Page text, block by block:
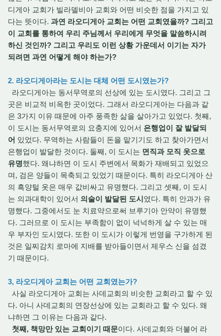
디게아 교회가 빌라델비아 교회와 어떤 비슷한 점을 가지고 있
다는 뜻이다. 과연 라오디게아 교회는 어떤 교회였을까? 그리고
이 교회를 통하여 우리 주님께서 우리에게 무엇을 말씀하시려
하신 것인까? 그리고 우리도 이런 상황 가운데서 이기는 자가
되려면 과연 어떻게 해야 하는가?
2. 라오디게아라는 도시는 대체 어떤 도시였는가?
라오디게아는 동서무역로의 선상에 있는 도시였다. 그리고 그
곳은 비교적 비옥한 곳이었다. 그래서 라오디게아는 다음과 같
은 3가지 이유 때문에 아주 풍족한 삶을 살아가고 있었다. 첫째,
이 도시는 동서무역로의 요충지에 있어서 은행업이 잘 발달되
어 있었다. 무역하는 사람들이 돈을 맡기기도 하고 찾아가면서
은행업이 발달한 것이다. 둘째, 이 도시는 면직과 모직 옷으로
유명했다. 왜냐하면 이 도시 주변에서 목화가 재배되고 있었으
며, 검은 양들이 목축되고 있었기 때문이다. 특히 라오디게아 산
의 흑양털 옷은 매우 값비싸고 유명했다. 그리고 셋째, 이 도시
는 의과대학이 있어서 의술이 발달된 도시였다. 특히 안과가 유
명했다. 그중에서도 눈 치료약으로써 브루기아 안약이 유명했
다. 그러므로 이 도시는 부족함이 없이 넉넉하게 살 수 있는 매
우 부자인 도시였다. 또한 이 도시가 이렇게 번영을 구가하게 된
것은 일찌감치 로마에 지배를 받아들이면서 제우스 신을 섬겼
기 때문이다.
3, 라오디게아 교회는 어떤 교회였는가?
사실 라오디게아 교회는 사데교회의 비슷한 교회라고 할 수 있
다. 아니 사데교회의 연장선상에 있는 교회라고 할 수 있다. 왜
냐하면 그 이유는 다음과 같다.
첫째, 책망만 있는 교회이기 때문이다. 사데교회와 더불어 라